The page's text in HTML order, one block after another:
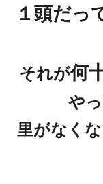
１頭だっ
それが何
や
里がなく